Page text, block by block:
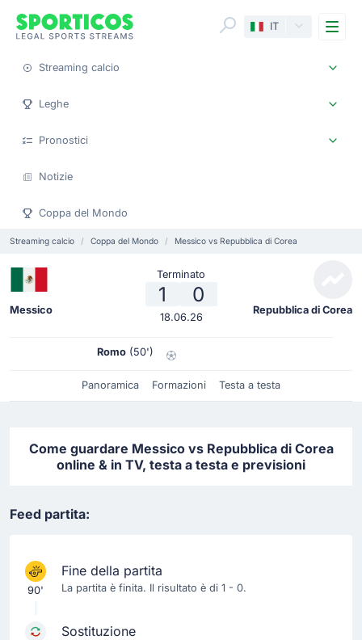
IT
Streaming calcio
Leghe
Pronostici
Notizie
Coppa del Mondo
Streaming calcio Coppa del Mondo Messico vs Repubblica di Corea
Messico
Terminato
1 0
18.06.26
Repubblica di Corea
Romo (50')
Panoramica Formazioni Testa a testa
Come guardare Messico vs Repubblica di Corea
online & in TV, testa a testa e previsioni
Feed partita:
90'
Fine della partita
La partita è finita. Il risultato è di 1 - 0.
Sostituzione